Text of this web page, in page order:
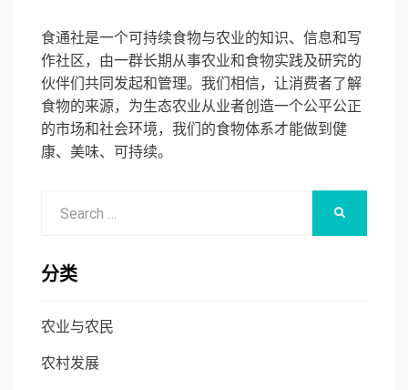
食通社是一个可持续食物与农业的知识、信息和写
作社区，由一群长期从事农业和食物实践及研究的
伙伴们共同发起和管理。我们相信，让消费者了解
食物的来源，为生态农业从业者创造一个公平公正
的市场和社会环境，我们的食物体系才能做到健
康、美味、可持续。
分类
农业与农民
农村发展